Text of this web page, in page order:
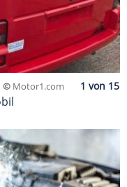
© Motor1.com